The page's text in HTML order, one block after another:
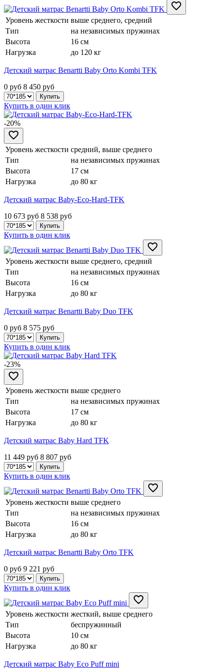
Уровень жесткости выше среднего, средний
Тип
на независимых пружинах
Высота
16 см
Нагрузка
до 120 кг
Детский матрас Benartti Baby Orto Kombi TFK
0 руб 8 450 руб
Купить в один клик
-20%
Уровень жесткости средний, выше среднего
Тип
на независимых пружинах
Высота
17 см
Нагрузка
до 80 кг
Детский матрас Baby-Eco-Hard-TFK
10 673 руб 8 538 руб
Купить в один клик
Уровень жесткости выше среднего, средний
Тип
на независимых пружинах
Высота
16 см
Нагрузка
до 80 кг
Детский матрас Benartti Baby Duo TFK
0 руб 8 575 руб
Купить в один клик
-23%
Уровень жесткости выше среднего
Тип
на независимых пружинах
Высота
17 см
Нагрузка
до 80 кг
Детский матрас Baby Hard TFK
11 449 руб 8 807 руб
Купить в один клик
Уровень жесткости выше среднего
Тип
на независимых пружинах
Высота
16 см
Нагрузка
до 80 кг
Детский матрас Benartti Baby Orto TFK
0 руб 9 221 руб
Купить в один клик
Уровень жесткости жесткий, выше среднего
Тип
беспружинный
Высота
10 см
Нагрузка
до 80 кг
Детский матрас Baby Eco Puff mini